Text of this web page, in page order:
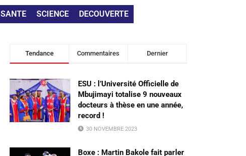
SANTE SCIENCE DECOUVERTE
Tendance Commentaires Dernier
ESU : l’Université Officielle de
Mbujimayi totalise 9 nouveaux
docteurs à thèse en une année,
record !
30 NOVEMBRE 2023
Boxe : Martin Bakole fait parler